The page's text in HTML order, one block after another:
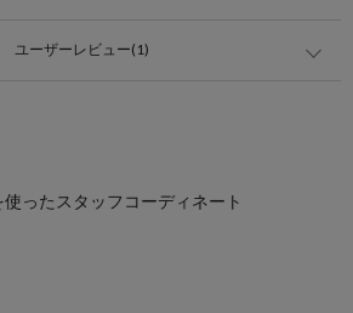
ユーザーレビュー(1)